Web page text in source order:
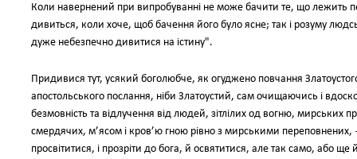
Коли навернений при випробуванні не може бачити те, що лежить
дивиться, коли хоче, щоб бачення його було ясне; так і розуму
дуже небезпечно дивитися на істину".
Придивися тут, усякий боголюбче, як огуджено повчання
апостольського послання, ніби Златоустий, сам очищаючись і
безмовність та відлучення від людей, зітлілих од вогню, мирських
смердячих, м’ясом і кров’ю гною рівно з мирськими переповнених,
просвітитися, і прозріти до бога, й освятитися, але так само, або